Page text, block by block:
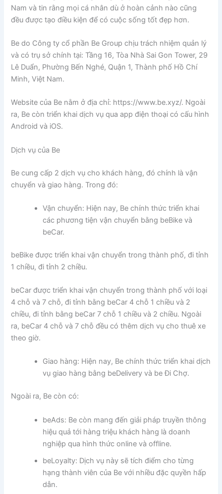
Nam và tin rằng mọi cá nhân dù ở hoàn cảnh nào cũng
đều được tạo điều kiện để có cuộc sống tốt đẹp hơn.
Be do Công ty cổ phần Be Group chịu trách nhiệm quản lý
và có trụ sở chính tại: Tầng 16, Tòa Nhà Sai Gon Tower, 29
Lê Duẩn, Phường Bến Nghé, Quận 1, Thành phố Hồ Chí
Minh, Việt Nam.
Website của Be nằm ở địa chỉ: https://www.be.xyz/. Ngoài
ra, Be còn triển khai dịch vụ qua app điện thoại có cấu hình
Android và iOS.
Dịch vụ của Be
Be cung cấp 2 dịch vụ cho khách hàng, đó chính là vận
chuyển và giao hàng. Trong đó:
Vận chuyển: Hiện nay, Be chính thức triển khai
các phương tiện vận chuyển bằng beBike và
beCar.
beBike được triển khai vận chuyển trong thành phố, đi tỉnh
1 chiều, đi tỉnh 2 chiều.
beCar được triển khai vận chuyển trong thành phố với loại
4 chỗ và 7 chỗ, đi tỉnh bằng beCar 4 chỗ 1 chiều và 2
chiều, đi tỉnh bằng beCar 7 chỗ 1 chiều và 2 chiều. Ngoài
ra, beCar 4 chỗ và 7 chỗ đều có thêm dịch vụ cho thuê xe
theo giờ.
Giao hàng: Hiện nay, Be chính thức triển khai dịch
vụ giao hàng bằng beDelivery và be Đi Chợ.
Ngoài ra, Be còn có:
beAds: Be còn mang đến giải pháp truyền thông
hiệu quả tới hàng triệu khách hàng là doanh
nghiệp qua hình thức online và offline.
beLoyalty: Dịch vụ này sẽ tích điểm cho từng
hạng thành viên của Be với nhiều đặc quyền hấp
dẫn.